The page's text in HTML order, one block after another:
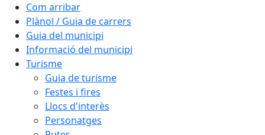
Com arribar
Plànol / Guia de carrers
Guia del municipi
Informació del municipi
Turisme
Guia de turisme
Festes i fires
Llocs d'interès
Personatges